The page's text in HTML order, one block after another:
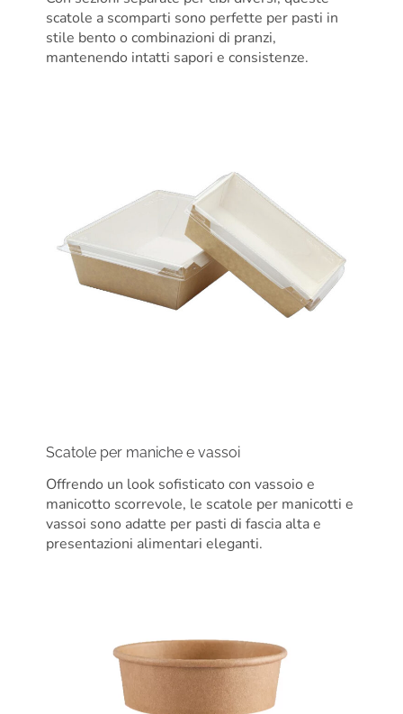
scatole a scomparti sono perfette per pasti in
stile bento o combinazioni di pranzi,
mantenendo intatti sapori e consistenze.
Scatole per maniche e vassoi
Offrendo un look sofisticato con vassoio e
manicotto scorrevole, le scatole per manicotti e
vassoi sono adatte per pasti di fascia alta e
presentazioni alimentari eleganti.